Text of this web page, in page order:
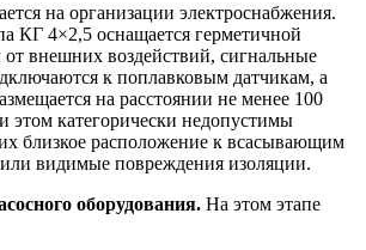
на организации электроснабжения.
КГ 4×2,5 оснащается герметичной
внешних воздействий, сигнальные
к поплавковым датчикам, а
на расстоянии не менее 100
категорически недопустимы
близкое расположение к всасывающим
видимые повреждения изоляции.
оборудования. На этом этапе